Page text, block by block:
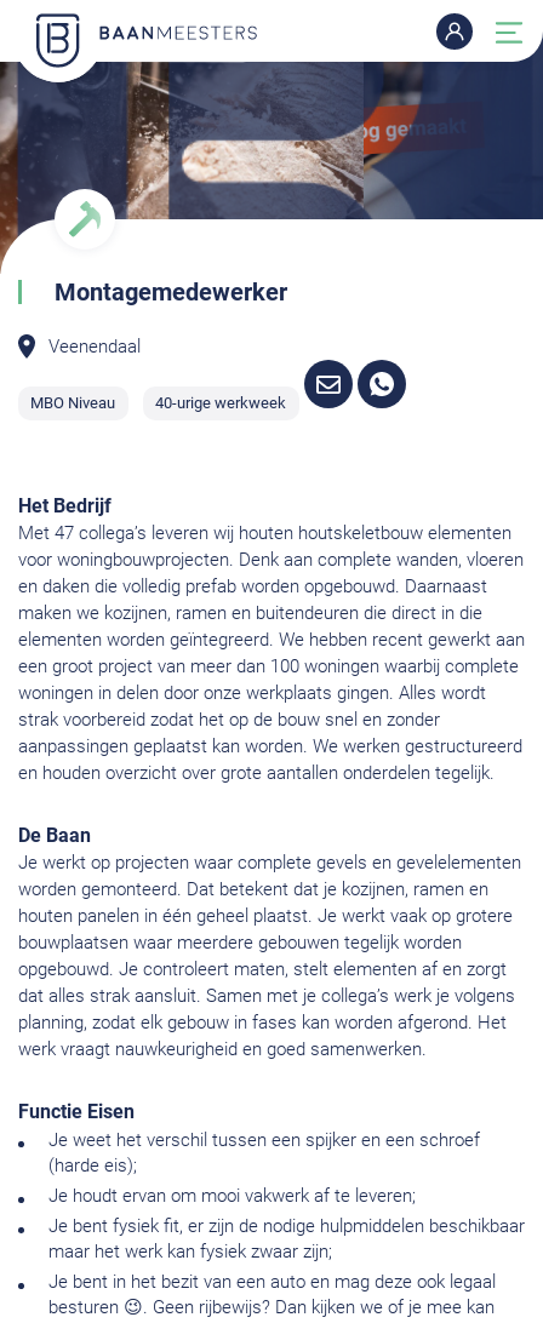
Montagemedewerker
Veenendaal
MBO Niveau 40-urige werkweek
Het Bedrijf
Met 47 collega’s leveren wij houten houtskeletbouw elementen
voor woningbouwprojecten. Denk aan complete wanden, vloeren
en daken die volledig prefab worden opgebouwd. Daarnaast
maken we kozijnen, ramen en buitendeuren die direct in die
elementen worden geïntegreerd. We hebben recent gewerkt aan
een groot project van meer dan 100 woningen waarbij complete
woningen in delen door onze werkplaats gingen. Alles wordt
strak voorbereid zodat het op de bouw snel en zonder
aanpassingen geplaatst kan worden. We werken gestructureerd
en houden overzicht over grote aantallen onderdelen tegelijk.
De Baan
Je werkt op projecten waar complete gevels en gevelelementen
worden gemonteerd. Dat betekent dat je kozijnen, ramen en
houten panelen in één geheel plaatst. Je werkt vaak op grotere
bouwplaatsen waar meerdere gebouwen tegelijk worden
opgebouwd. Je controleert maten, stelt elementen af en zorgt
dat alles strak aansluit. Samen met je collega’s werk je volgens
planning, zodat elk gebouw in fases kan worden afgerond. Het
werk vraagt nauwkeurigheid en goed samenwerken.
Functie Eisen
Je weet het verschil tussen een spijker en een schroef
(harde eis);
Je houdt ervan om mooi vakwerk af te leveren;
Je bent fysiek fit, er zijn de nodige hulpmiddelen beschikbaar
maar het werk kan fysiek zwaar zijn;
Je bent in het bezit van een auto en mag deze ook legaal
besturen 😉. Geen rijbewijs? Dan kijken we of je mee kan